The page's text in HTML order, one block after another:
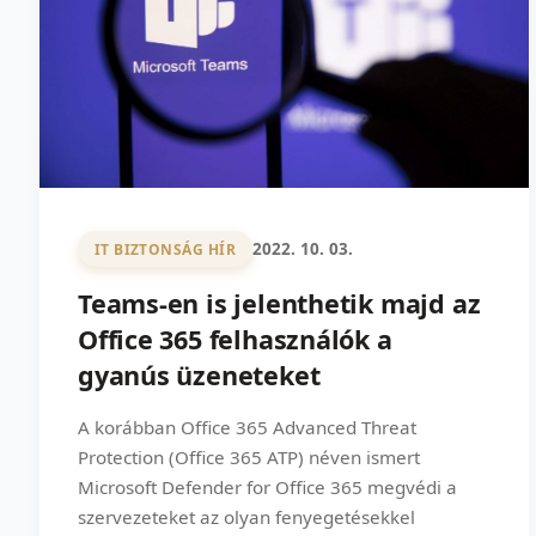
IT BIZTONSÁG HÍR 2022. 10. 03.
Teams-en is jelenthetik majd az
Office 365 felhasználók a
gyanús üzeneteket
A korábban Office 365 Advanced Threat
Protection (Office 365 ATP) néven ismert
Microsoft Defender for Office 365 megvédi a
szervezeteket az olyan fenyegetésekkel